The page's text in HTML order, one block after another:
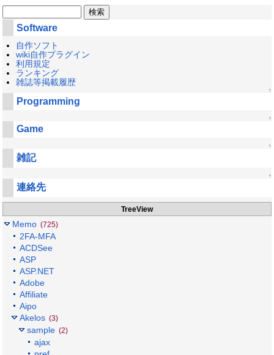
Software
自作ソフト
wiki自作プラグイン
利用規定
ランキング
雑誌等掲載履歴
↑
Programming
↑
Game
↑
雑記
↑
連絡先
TreeView
Memo (725)
2FA-MFA
ACDSee
ASP
ASP.NET
Adobe
Affiliate
Aipo
Akelos (3)
sample (2)
ajax